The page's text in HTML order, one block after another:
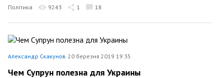
Політика 9243 1 18
Александр Скакунов 20 березня 2019 19:35
Чем Супрун полезна для Украины